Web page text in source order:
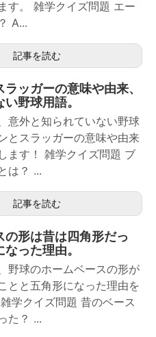
す。 雑学クイズ問題 エー
A...
記事を読む
ッガーの意味や由来、
野球用語。
意外と知られていない野球
とスラッガーの意味や由来
ます！ 雑学クイズ問題 ブ
は？ ...
記事を読む
の形は昔は四角形だっ
った理由。
野球のホームベースの形が
とと五角形になった理由を
学クイズ問題 昔のベース
た？ ...